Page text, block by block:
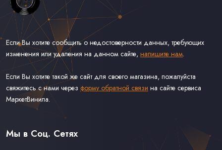
Если Вы хотите сообщить о недостоверности данных, требующих
изменения или удаления на данном сайте, напишите нам.
Если Вы хотите такой же сайт для своего магазина, пожалуйста
свяжитесь с нами через форму обратной связи на сайте сервиса
МаркетВинила.
Весь Каталог Винила на 7''
Рок на 7''
Мы в Соц. Сетях